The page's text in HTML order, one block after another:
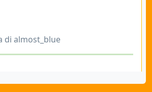
di almost_blue